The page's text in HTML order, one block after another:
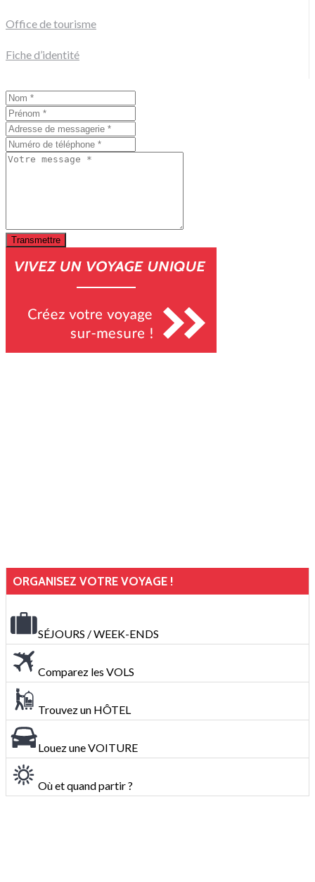
Office de tourisme
Fiche d’identité
ORGANISEZ VOTRE VOYAGE !
SÉJOURS / WEEK-ENDS
Comparez les VOLS
Trouvez un HÔTEL
Louez une VOITURE
Où et quand partir ?